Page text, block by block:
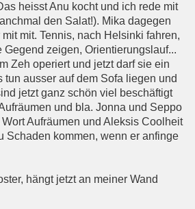
heisst Anu kocht und ich rede mit
den Salat!). Mika dagegen
mit. Tennis, nach Helsinki fahren,
Gegend zeigen, Orientierungslauf...
Zeh operiert und jetzt darf sie ein
tun ausser auf dem Sofa liegen und
jetzt ganz schön viel beschäftigt
und bla. Jonna und Seppo
Aufräumen und Aleksis Coolheit
Schaden kommen, wenn er anfinge
hängt jetzt an meiner Wand